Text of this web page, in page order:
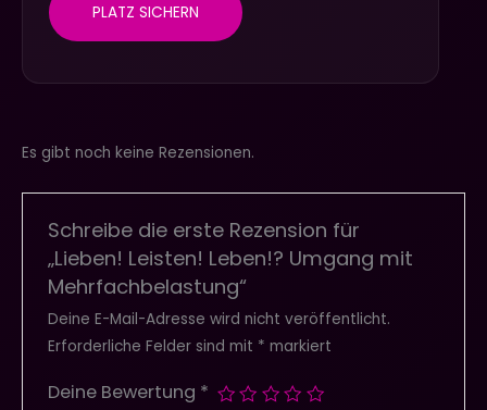
PLATZ SICHERN
Es gibt noch keine Rezensionen.
Schreibe die erste Rezension für
„Lieben! Leisten! Leben!? Umgang mit
Mehrfachbelastung“
Deine E-Mail-Adresse wird nicht veröffentlicht.
Erforderliche Felder sind mit * markiert
Deine Bewertung *